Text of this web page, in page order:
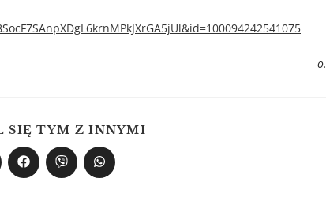
SIĘ TYM Z INNYMI